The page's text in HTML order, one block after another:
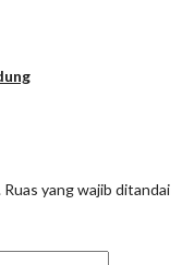
Ruas yang wajib ditandai